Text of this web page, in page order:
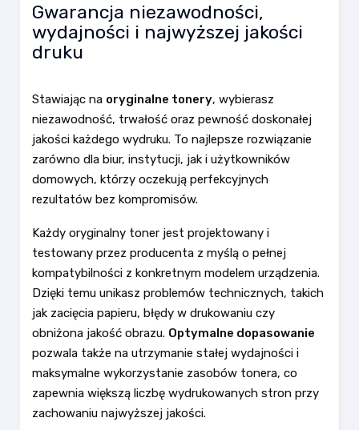
Gwarancja niezawodności,
wydajności i najwyższej jakości
druku
Stawiając na oryginalne tonery, wybierasz
niezawodność, trwałość oraz pewność doskonałej
jakości każdego wydruku. To najlepsze rozwiązanie
zarówno dla biur, instytucji, jak i użytkowników
domowych, którzy oczekują perfekcyjnych
rezultatów bez kompromisów.
Każdy oryginalny toner jest projektowany i
testowany przez producenta z myślą o pełnej
kompatybilności z konkretnym modelem urządzenia.
Dzięki temu unikasz problemów technicznych, takich
jak zacięcia papieru, błędy w drukowaniu czy
obniżona jakość obrazu. Optymalne dopasowanie
pozwala także na utrzymanie stałej wydajności i
maksymalne wykorzystanie zasobów tonera, co
zapewnia większą liczbę wydrukowanych stron przy
zachowaniu najwyższej jakości.